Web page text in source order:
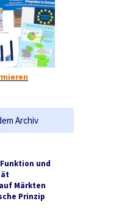
Archiv
und
Märkten
Prinzip